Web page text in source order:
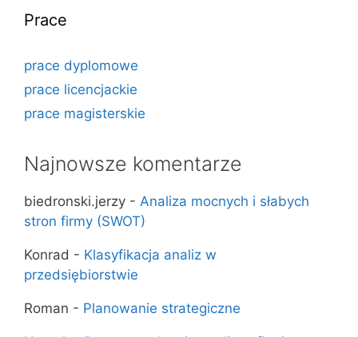
Prace
prace dyplomowe
prace licencjackie
prace magisterskie
Najnowsze komentarze
biedronski.jerzy - Analiza mocnych i słabych
stron firmy (SWOT)
Konrad - Klasyfikacja analiz w
przedsiębiorstwie
Roman - Planowanie strategiczne